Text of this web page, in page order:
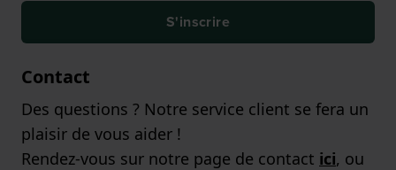
S'inscrire
Contact
Des questions ? Notre service client se fera un
plaisir de vous aider !
Rendez-vous sur notre page de contact ici, ou